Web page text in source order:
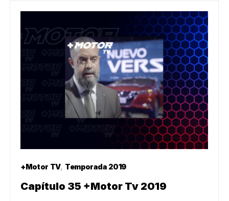
+Motor TV Temporada 2019
Capítulo 35 +Motor Tv 2019